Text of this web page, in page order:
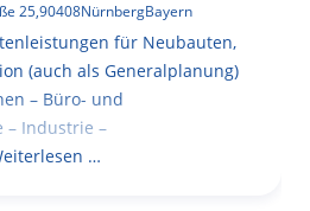
25,90408NürnbergBayern
für Neubauten,
(auch als Generalplanung)
– Büro- und
– Industrie –
…